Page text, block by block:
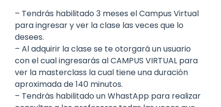
– Tendrás habilitado 3 meses el Campus Virtual
para ingresar y ver la clase las veces que lo
desees.
– Al adquirir la clase se te otorgará un usuario
con el cual ingresarás al CAMPUS VIRTUAL para
ver la masterclass la cual tiene una duración
aproximada de 140 minutos.
– Tendrás habilitado un WhastApp para realizar